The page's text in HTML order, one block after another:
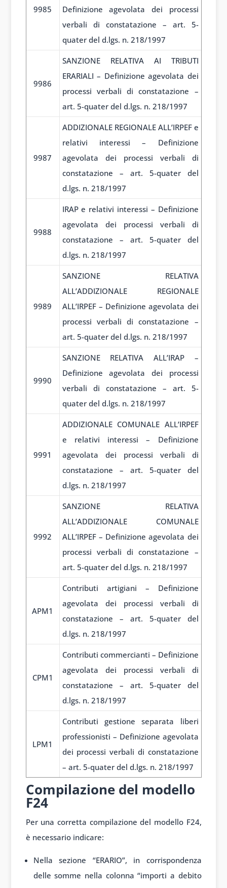
9985
Definizione agevolata dei processi
verbali di constatazione – art. 5-
quater del d.lgs. n. 218/1997
9986
SANZIONE RELATIVA AI TRIBUTI
ERARIALI – Definizione agevolata dei
processi verbali di constatazione –
art. 5-quater del d.lgs. n. 218/1997
9987
ADDIZIONALE REGIONALE ALL’IRPEF e
relativi interessi – Definizione
agevolata dei processi verbali di
constatazione – art. 5-quater del
d.lgs. n. 218/1997
9988
IRAP e relativi interessi – Definizione
agevolata dei processi verbali di
constatazione – art. 5-quater del
d.lgs. n. 218/1997
9989
SANZIONE RELATIVA
ALL’ADDIZIONALE REGIONALE
ALL’IRPEF – Definizione agevolata dei
processi verbali di constatazione –
art. 5-quater del d.lgs. n. 218/1997
9990
SANZIONE RELATIVA ALL’IRAP –
Definizione agevolata dei processi
verbali di constatazione – art. 5-
quater del d.lgs. n. 218/1997
9991
ADDIZIONALE COMUNALE ALL’IRPEF
e relativi interessi – Definizione
agevolata dei processi verbali di
constatazione – art. 5-quater del
d.lgs. n. 218/1997
9992
SANZIONE RELATIVA
ALL’ADDIZIONALE COMUNALE
ALL’IRPEF – Definizione agevolata dei
processi verbali di constatazione –
art. 5-quater del d.lgs. n. 218/1997
APM1
Contributi artigiani – Definizione
agevolata dei processi verbali di
constatazione – art. 5-quater del
d.lgs. n. 218/1997
CPM1
Contributi commercianti – Definizione
agevolata dei processi verbali di
constatazione – art. 5-quater del
d.lgs. n. 218/1997
LPM1
Contributi gestione separata liberi
professionisti – Definizione agevolata
dei processi verbali di constatazione
– art. 5-quater del d.lgs. n. 218/1997
Compilazione del modello
F24
Per una corretta compilazione del modello F24,
è necessario indicare:
Nella sezione “ERARIO”, in corrispondenza
delle somme nella colonna “importi a debito